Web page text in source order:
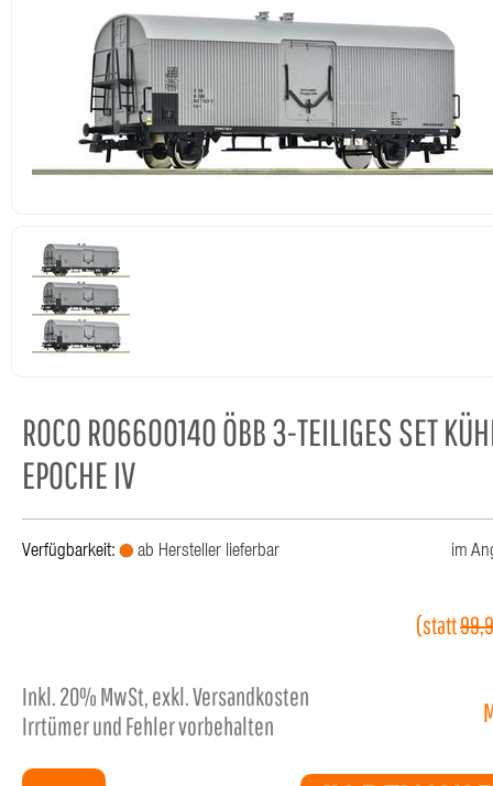
ROCO RO6600140 ÖBB 3-TEILIGES SET
EPOCHE IV
im
Verfügbarkeit: ab Hersteller lieferbar
(statt
Inkl.20%MwSt, exkl. Versandkosten
Irrtümer und Fehler vorbehalten